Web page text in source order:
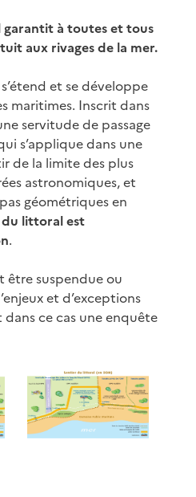
à toutes et tous
aux rivages de la mer.
et se développe
maritimes. Inscrit dans
servitude de passage
s’applique dans une
de la limite des plus
astronomiques, et
géométriques en
littoral est
.
suspendue ou
et d’exceptions
ce cas une enquête